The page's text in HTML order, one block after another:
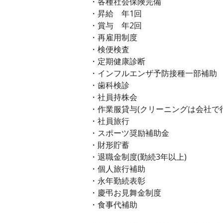
・昇給 年1回
・賞与 年2回
・再雇用制度
・検便検査
・定期健康診断
・インフルエンザ予防接種一部補助
・歯科検診
・社員持株会
・作業服貸与(クリーニングは会社で
・社員旅行
・スポーツ奨励補助金
・財形貯蓄
・退職金制度(勤続3年以上)
・個人旅行補助
・永年勤続表彰
・慶弔お見舞金制度
・食事代補助